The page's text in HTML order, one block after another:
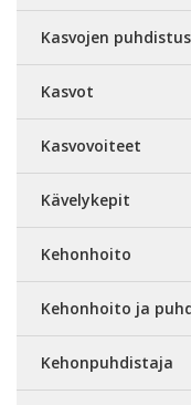
Kasvojen puhdistus
Kasvot
Kasvovoiteet
Kävelykepit
Kehonhoito
Kehonhoito ja
Kehonpuhdistaja